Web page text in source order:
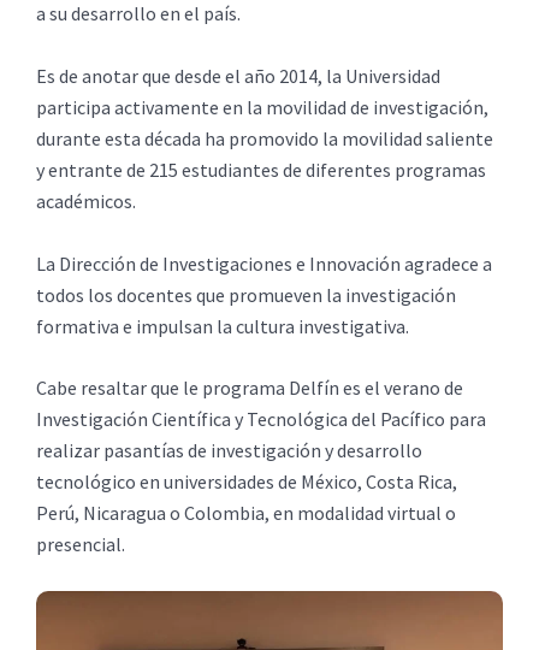
a su desarrollo en el país.
Es de anotar que desde el año 2014, la Universidad
participa activamente en la movilidad de investigación,
durante esta década ha promovido la movilidad saliente
y entrante de 215 estudiantes de diferentes programas
académicos.
La Dirección de Investigaciones e Innovación agradece a
todos los docentes que promueven la investigación
formativa e impulsan la cultura investigativa.
Cabe resaltar que le programa Delfín es el verano de
Investigación Científica y Tecnológica del Pacífico para
realizar pasantías de investigación y desarrollo
tecnológico en universidades de México, Costa Rica,
Perú, Nicaragua o Colombia, en modalidad virtual o
presencial.